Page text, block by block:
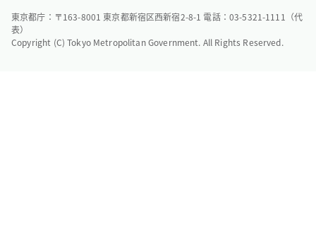
東京都庁：〒163-8001 東京都新宿区西新宿2-8-1 電話：03-5321-1111（代
表）
Copyright (C) Tokyo Metropolitan Government. All Rights Reserved.